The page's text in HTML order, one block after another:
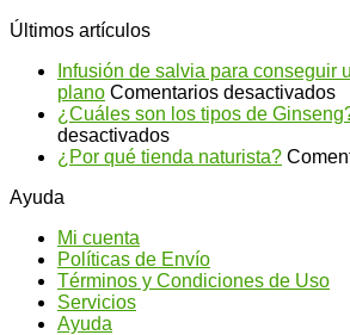
Últimos artículos
Infusión de salvia para conseguir
plano Comentarios desactivadosen
¿Cuáles son los tipos de
desactivadosen
¿Cuáles
Ginseng?
¿Por qué tienda naturista?
Ayuda
Mi cuenta
Políticas de Envío
Términos y Condiciones de Uso
Servicios
Ayuda